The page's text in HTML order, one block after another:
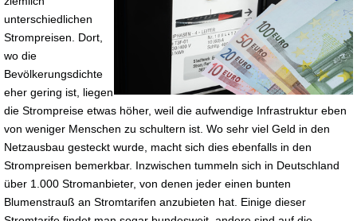
unterschiedlichen
Strompreisen. Dort,
wo die
Bevölkerungsdichte
eher gering ist, liegen
die Strompreise etwas höher, weil die aufwendige Infrastruktur eben
von weniger Menschen zu schultern ist. Wo sehr viel Geld in den
Netzausbau gesteckt wurde, macht sich dies ebenfalls in den
Strompreisen bemerkbar. Inzwischen tummeln sich in Deutschland
über 1.000 Stromanbieter, von denen jeder einen bunten
Blumenstrauß an Stromtarifen anzubieten hat. Einige dieser